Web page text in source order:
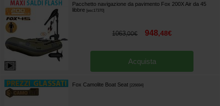
Pacchetto navigazione da pavimento Fox 200X Air da 45
libbre [esc17370]
1063,00€ 948,48€
Acquista
Fox Camolite Boat Seat 226694]